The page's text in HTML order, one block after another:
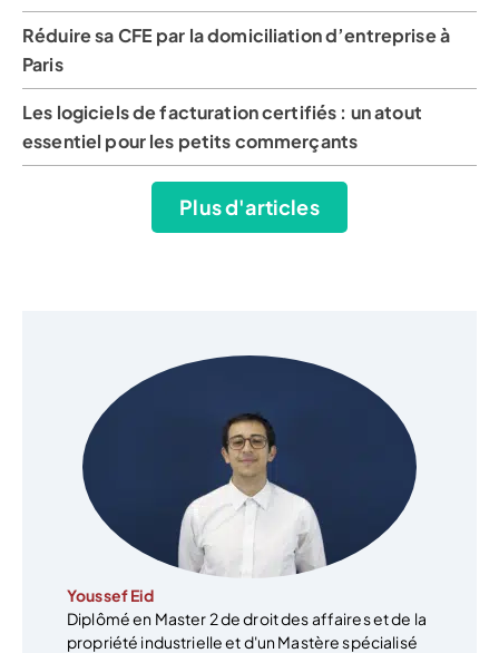
Réduire sa CFE par la domiciliation d’entreprise à
Paris
Les logiciels de facturation certifiés : un atout
essentiel pour les petits commerçants
Plus d'articles
Youssef Eid
Diplômé en Master 2 de droit des affaires et de la
propriété industrielle et d'un Mastère spécialisé